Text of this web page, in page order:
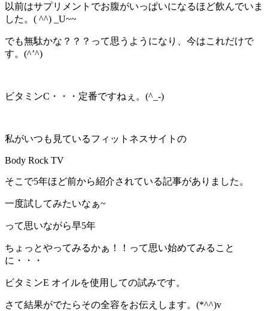
以前はサプリメントでお腹がいっぱいになるほど飲んでいま
した。( ^^) _U~~
でも無駄かな？？？って思うようになり、今はこれだけで
す。(^’^)
ビタミンC・・・定番ですねぇ。(^_-)
私がいつも見ているフィットネスサイトの
Body Rock TV
そこで5年ほど前から紹介されている記事がありました。
一度試してみたいなぁ~
って思いながら早5年
ちょっとやってみるかぁ！！って思い始めてみること
に・・・
ビタミンE オイルを使用しての試みです。
さて結果がでたらその全容をお伝えします。(*^^)v